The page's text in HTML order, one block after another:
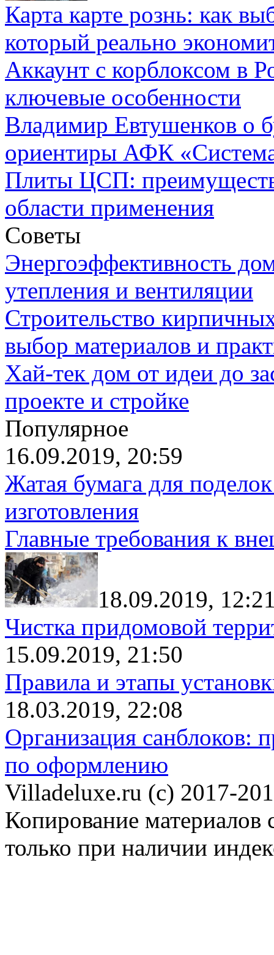
Карта карте рознь: как
который реально
Аккаунт с корблоксом в
ключевые особенности
Владимир Евтушенков о
ориентиры АФК
Плиты ЦСП:
области применения
Советы
Энергоэффективность
утепления и вентиляции
Строительство
выбор материалов и
Хай-тек дом от идеи до
проекте и стройке
Популярное
16.09.2019, 20:59
Жатая бумага для
изготовления
Главные требования к
18.09.2019,
Чистка придомовой
15.09.2019, 21:50
Правила и этапы
18.03.2019, 22:08
Организация санблоков:
по оформлению
Villadeluxe.ru (c) 2017-
Копирование материалов
только при наличии